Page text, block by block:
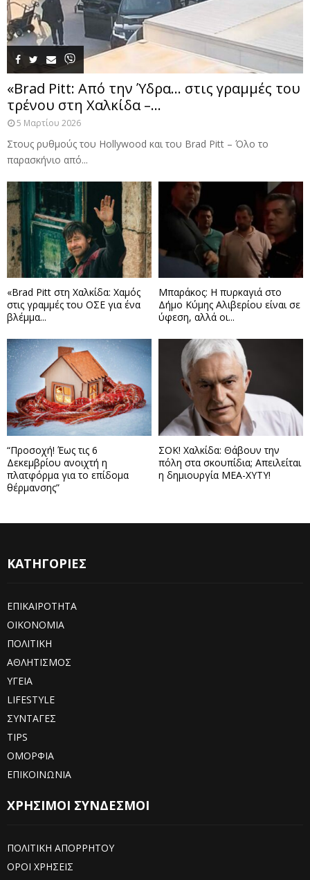
«Brad Pitt: Από την Ύδρα… στις γραμμές του
τρένου στη Χαλκίδα –...
5 Μαρτίου 2026
Στους ρυθμούς του Hollywood και του Brad Pitt – Όλο το
παρασκήνιο από...
«Brad Pitt στη Χαλκίδα: Χαμός
στις γραμμές του ΟΣΕ για ένα
βλέμμα...
Μπαράκος: Η πυρκαγιά στο
Δήμο Κύμης Αλιβερίου είναι σε
ύφεση, αλλά οι...
“Προσοχή! Έως τις 6
Δεκεμβρίου ανοιχτή η
πλατφόρμα για το επίδομα
θέρμανσης”
ΣΟΚ! Χαλκίδα: Θάβουν την
πόλη στα σκουπίδια; Απειλείται
η δημιουργία ΜΕΑ-ΧΥΤΥ!
ΚΑΤΗΓΟΡΙΕΣ
ΕΠΙΚΑΙΡΟΤΗΤΑ
ΟΙΚΟΝΟΜΙΑ
ΠΟΛΙΤΙΚΗ
ΑΘΛΗΤΙΣΜΟΣ
ΥΓΕΙΑ
LIFESTYLE
ΣΥΝΤΑΓΕΣ
TIPS
ΟΜΟΡΦΙΑ
ΕΠΙΚΟΙΝΩΝΙΑ
ΧΡΗΣΙΜΟΙ ΣΥΝΔΕΣΜΟΙ
ΠΟΛΙΤΙΚΗ ΑΠΟΡΡΗΤΟΥ
ΟΡΟΙ ΧΡΗΣΕΙΣ